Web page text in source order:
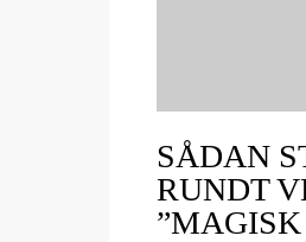
SÅDAN
RUNDT